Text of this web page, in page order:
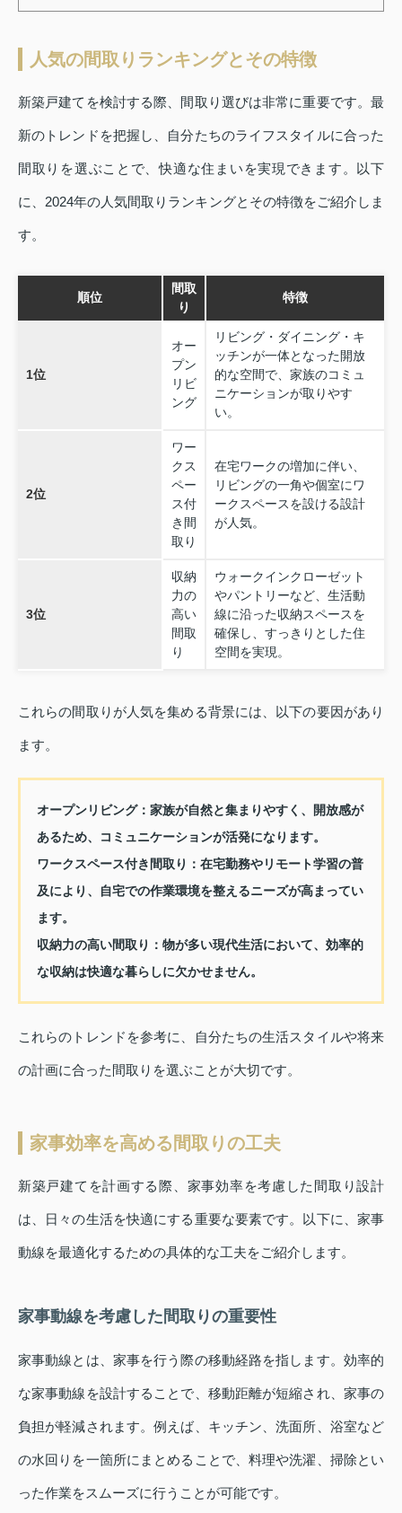
人気の間取りランキングとその特徴
新築戸建てを検討する際、間取り選びは非常に重要です。最
新のトレンドを把握し、自分たちのライフスタイルに合った
間取りを選ぶことで、快適な住まいを実現できます。以下
に、2024年の人気間取りランキングとその特徴をご紹介しま
す。
順位
間取
り
特徴
1位
オー
プン
リビ
ング
リビング・ダイニング・キ
ッチンが一体となった開放
的な空間で、家族のコミュ
ニケーションが取りやす
い。
2位
ワー
クス
ペー
ス付
き間
取り
在宅ワークの増加に伴い、
リビングの一角や個室にワ
ークスペースを設ける設計
が人気。
3位
収納
力の
高い
間取
り
ウォークインクローゼット
やパントリーなど、生活動
線に沿った収納スペースを
確保し、すっきりとした住
空間を実現。
これらの間取りが人気を集める背景には、以下の要因があり
ます。
オープンリビング：家族が自然と集まりやすく、開放感が
あるため、コミュニケーションが活発になります。
ワークスペース付き間取り ：在宅勤務やリモート学習の普
及により、自宅での作業環境を整えるニーズが高まってい
ます。
収納力の高い間取り ：物が多い現代生活において、効率的
な収納は快適な暮らしに欠かせません。
これらのトレンドを参考に、自分たちの生活スタイルや将来
の計画に合った間取りを選ぶことが大切です。
家事効率を高める間取りの工夫
新築戸建てを計画する際、家事効率を考慮した間取り設計
は、日々の生活を快適にする重要な要素です。以下に、家事
動線を最適化するための具体的な工夫をご紹介します。
家事動線を考慮した間取りの重要性
家事動線とは、家事を行う際の移動経路を指します。効率的
な家事動線を設計することで、移動距離が短縮され、家事の
負担が軽減されます。例えば、キッチン、洗面所、浴室など
の水回りを一箇所にまとめることで、料理や洗濯、掃除とい
った作業をスムーズに行うことが可能です。